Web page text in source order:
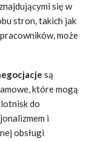
się w
stron, takich jak
może
są
które mogą
do
i
obsługi